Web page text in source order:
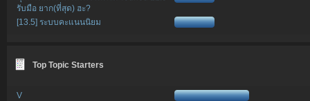
รับมือ ยาก(ที่สุด) ฮะ?
[13.5] ระบบคะแนนนิยม
Top Topic Starters
V